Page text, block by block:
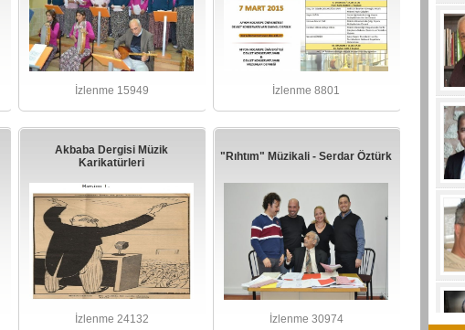
İzlenme 15949 İzlenme 8801
Akbaba Dergisi Müzik
Karikatürleri
İzlenme 24132
"Rıhtım" Müzikali - Serdar Öztürk
İzlenme 30974